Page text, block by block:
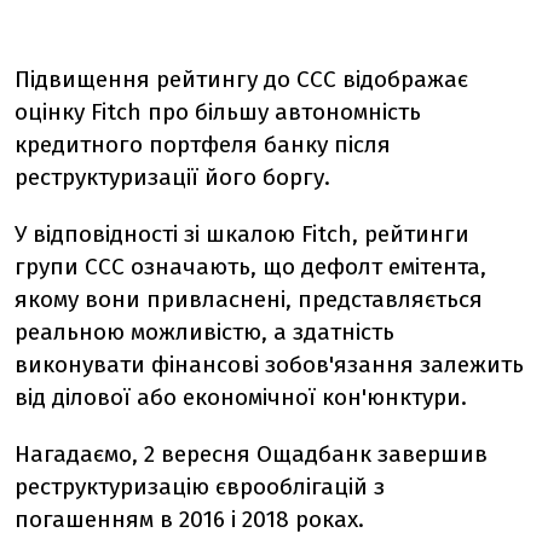
Підвищення рейтингу до ССС відображає
оцінку Fitch про більшу автономність
кредитного портфеля банку після
реструктуризації його боргу.
У відповідності зі шкалою Fitch, рейтинги
групи ССС означають, що дефолт емітента,
якому вони привласнені, представляється
реальною можливістю, а здатність
виконувати фінансові зобов'язання залежить
від ділової або економічної кон'юнктури.
Нагадаємо, 2 вересня Ощадбанк завершив
реструктуризацію єврооблігацій з
погашенням в 2016 і 2018 роках.